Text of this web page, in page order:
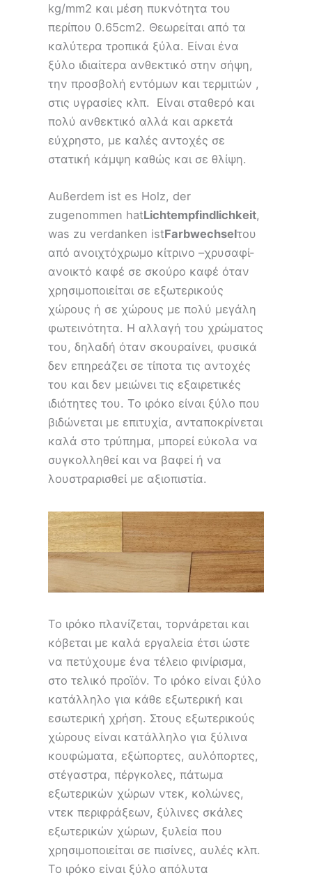
kg/mm2 και μέση πυκνότητα του
περίπου 0.65cm2. Θεωρείται από τα
καλύτερα τροπικά ξύλα. Είναι ένα
ξύλο ιδιαίτερα ανθεκτικό στην σήψη,
την προσβολή εντόμων και τερμιτών ,
στις υγρασίες κλπ. Είναι σταθερό και
πολύ ανθεκτικό αλλά και αρκετά
εύχρηστο, με καλές αντοχές σε
στατική κάμψη καθώς και σε θλίψη.
Außerdem ist es Holz, der
zugenommen hatLichtempfindlichkeit,
was zu verdanken istFarbwechselτου
από ανοιχτόχρωμο κίτρινο –χρυσαφί-
ανοικτό καφέ σε σκούρο καφέ όταν
χρησιμοποιείται σε εξωτερικούς
χώρους ή σε χώρους με πολύ μεγάλη
φωτεινότητα. Η αλλαγή του χρώματος
του, δηλαδή όταν σκουραίνει, φυσικά
δεν επηρεάζει σε τίποτα τις αντοχές
του και δεν μειώνει τις εξαιρετικές
ιδιότητες του. Το ιρόκο είναι ξύλο που
βιδώνεται με επιτυχία, ανταποκρίνεται
καλά στο τρύπημα, μπορεί εύκολα να
συγκολληθεί και να βαφεί ή να
λουστραρισθεί με αξιοπιστία.
Το ιρόκο πλανίζεται, τορνάρεται και
κόβεται με καλά εργαλεία έτσι ώστε
να πετύχουμε ένα τέλειο φινίρισμα,
στο τελικό προϊόν. Το ιρόκο είναι ξύλο
κατάλληλο για κάθε εξωτερική και
εσωτερική χρήση. Στους εξωτερικούς
χώρους είναι κατάλληλο για ξύλινα
κουφώματα, εξώπορτες, αυλόπορτες,
στέγαστρα, πέργκολες, πάτωμα
εξωτερικών χώρων ντεκ, κολώνες,
ντεκ περιφράξεων, ξύλινες σκάλες
εξωτερικών χώρων, ξυλεία που
χρησιμοποιείται σε πισίνες, αυλές κλπ.
Το ιρόκο είναι ξύλο απόλυτα